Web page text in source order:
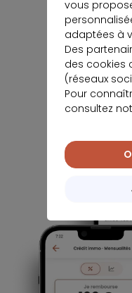
vous
adaptées à
Des
des cookies
(réseaux
Pour
consultez